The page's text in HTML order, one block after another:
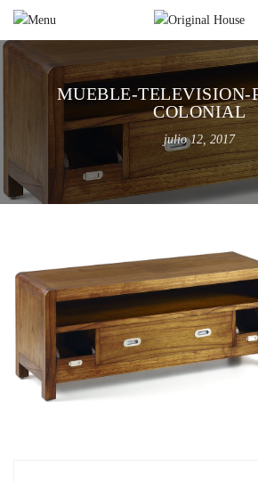
MUEBLE-TELEVISION-
COLONIAL
julio 12, 2017